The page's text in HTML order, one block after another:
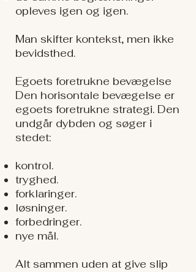
opleves igen og igen.
Man skifter kontekst, men ikke
bevidsthed.
Egoets foretrukne bevægelse
Den horisontale bevægelse er
egoets foretrukne strategi. Den
undgår dybden og søger i
stedet:
kontrol.
tryghed.
forklaringer.
løsninger.
forbedringer.
nye mål.
Alt sammen uden at give slip